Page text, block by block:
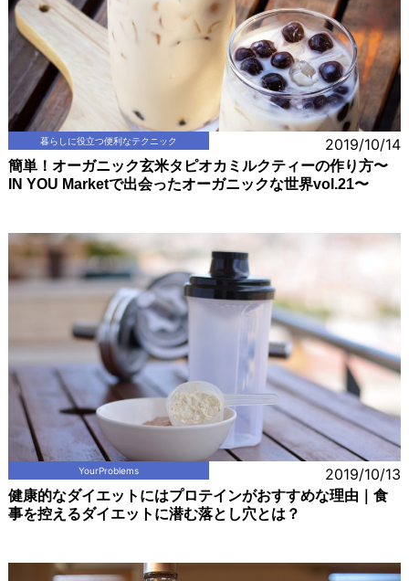
暮らしに役立つ便利なテクニック 2019/10/14
簡単！オーガニック玄米タピオカミルクティーの作り方〜
IN YOU Marketで出会ったオーガニックな世界vol.21〜
YourProblems 2019/10/13
健康的なダイエットにはプロテインがおすすめな理由｜食
事を控えるダイエットに潜む落とし穴とは？